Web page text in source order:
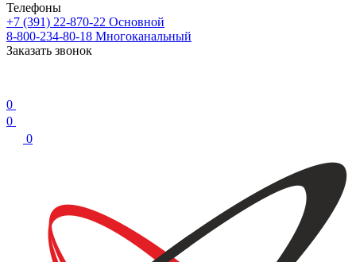
Телефоны
+7 (391) 22-870-22 Основной
8-800-234-80-18 Многоканальный
Заказать звонок
0
0
0